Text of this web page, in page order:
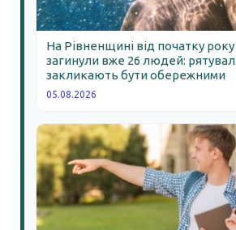
На Рівненщині від початку
загинули вже 26 людей:
закликають бути обережними
05.08.2026